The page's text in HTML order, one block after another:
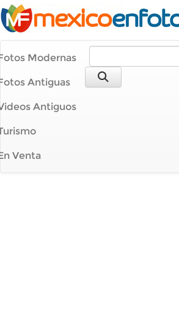
Modernas
Antiguas
Antiguos
Venta